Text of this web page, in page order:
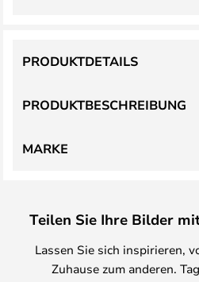
PRODUKTBESCHREIBUNG
PRODUKTDETAILS
MARKE
Teilen Sie Ihre Bilder
Lassen Sie sich inspirieren,
Zuhause zum anderen.